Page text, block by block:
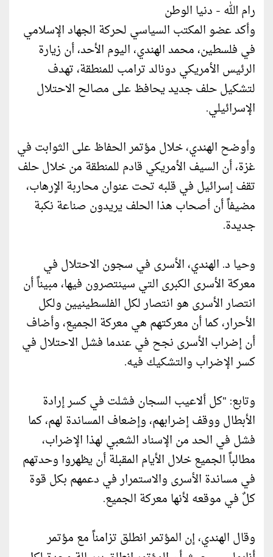
رام الله - دنيا الوطن
وأكد عضو المكتب السياسي لحركة الجهاد الإسلامي
في فلسطين، محمد الهندي، اليوم الأحد، أن زيارة
الرئيس الأمريكي دونالد ترامب للمنطقة، تهدف
لتشكيل حلف جديد يحافظ على مصالح الاحتلال
الإسرائيلي.
وأوضح الهندي، خلال مؤتمر الحفاظ على الثوابت في
غزة، أن السيف الأمريكي قادم للمنطقة من خلال حلف
تقف إسرائيل في قلبه تحت عنوان محاربة الاٍرهاب،
مضيفاً أن أصحاب هذا الحلف يريدون صناعة نكبة
جديدة.
وحيا د. الهندي، الأسرى في سجون الاحتلال في
معركة الأسرى الكبرى التي سينتصرون فيها، مبيناً أن
انتصار الأسرى هو انتصار لكل الفلسطينيين ولكل
الأحرار، كما أن معركتهم هي معركة الجميع، وأضاف
أن إضراب الأسرى نجح في عندما فشل الاحتلال في
كسر الإضراب والتشكيك فيه.
وتابع: "كل ألاعيب السجان فشلت في كسر إرادة
الأبطال ووقف إضرابهم، وإضعاف المساندة لهم، كما
فشل في الحد من الإسناد الشعبي لهذا الإضراب،
مطالباً الجميع خلال الأيام المقبلة أن يظهروا وحدتهم
في مساندة الأسرى والاستمرار في دعمهم بكل قوة
كلٌ في موقعه لأنها معركة الجميع.
وقال الهندي، إن المؤتمر انطلق تزامناً مع مؤتمر